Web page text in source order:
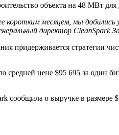
объекта на 48 МВт
месяцем, мы
директор CleanSpark
придерживается стратегии
средней цене $95 695 за один
о выручке в размере